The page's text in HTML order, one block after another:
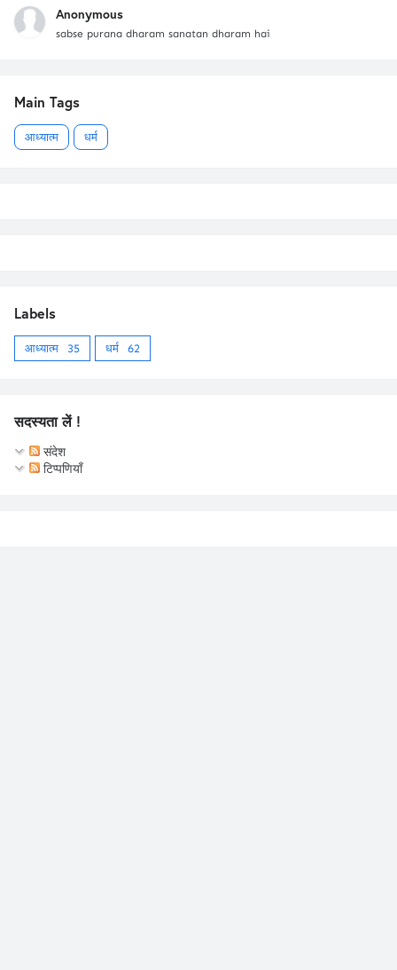
Anonymous
sabse purana dharam sanatan dharam hai
Main Tags
आध्यात्म धर्म
Labels
आध्यात्म 35 धर्म 62
सदस्यता लें !
संदेश
टिप्पणियाँ